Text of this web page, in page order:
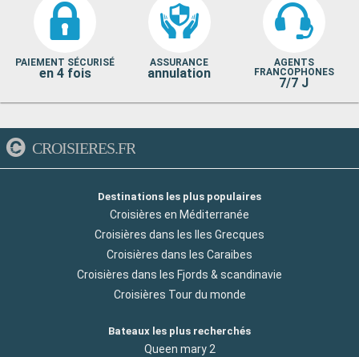
PAIEMENT SÉCURISÉ
en 4 fois
ASSURANCE
annulation
AGENTS
FRANCOPHONES
7/7 J
CROISIERES.FR
Destinations les plus populaires
Croisières en Méditerranée
Croisières dans les Iles Grecques
Croisières dans les Caraibes
Croisières dans les Fjords & scandinavie
Croisières Tour du monde
Bateaux les plus recherchés
Queen mary 2